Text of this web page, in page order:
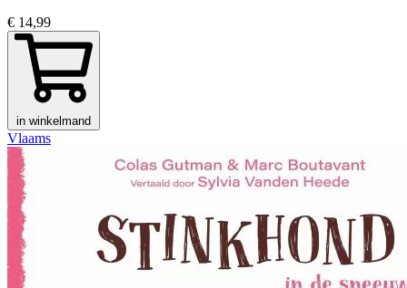
€ 14,99
in winkelmand
Vlaams